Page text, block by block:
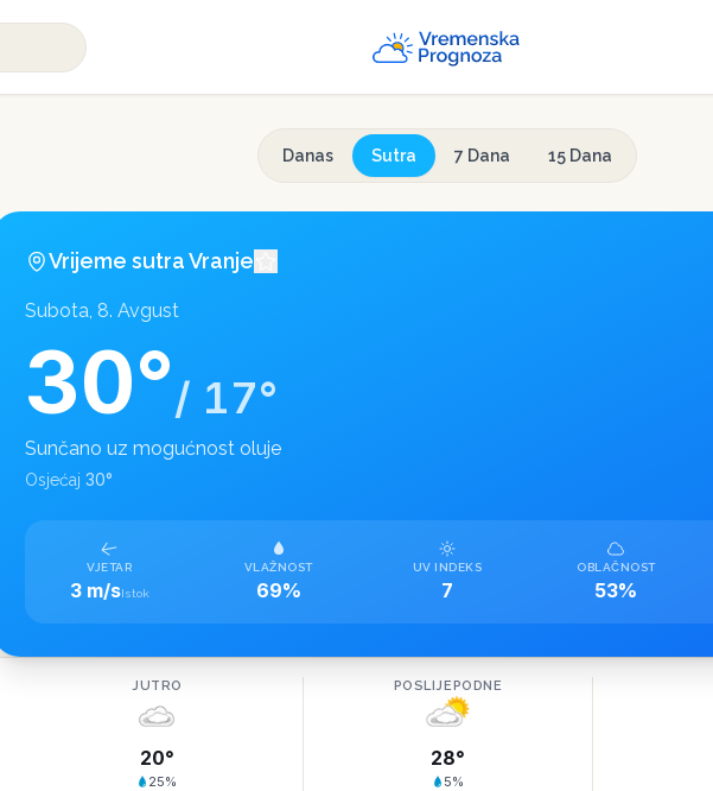
Danas Sutra 7 Dana 15 Dana
Vrijeme sutraVranje
Subota, 8. Avgust
30°/ 17°
Sunčano uz mogućnost oluje
Osjećaj 30°
VJETAR
3 m/sIstok
VLAŽNOST
69%
UV INDEKS
7
OBLAČNOST
53%
JUTRO
20°
25%
POSLIJEPODNE
28°
5%